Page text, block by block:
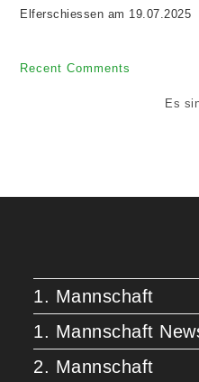
Elferschiessen am 19.07.2025
Recent Comments
Es
1. Mannschaft
1. Mannschaft
2. Mannschaft